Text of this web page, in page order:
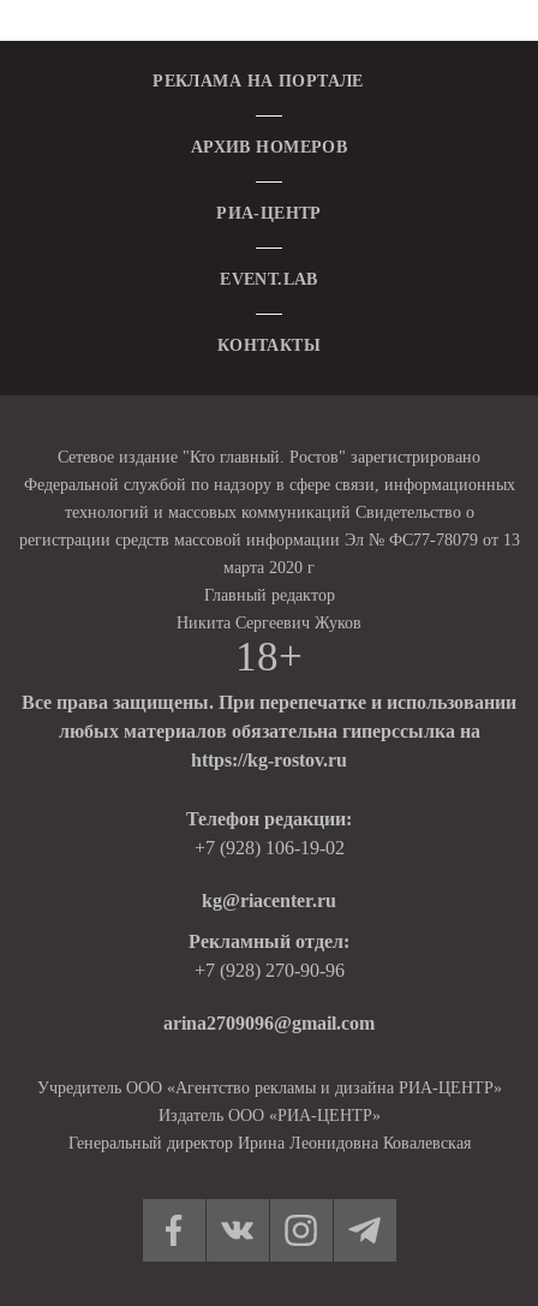
РЕКЛАМА НА ПОРТАЛЕ
АРХИВ НОМЕРОВ
РИА-ЦЕНТР
EVENT.LAB
КОНТАКТЫ
Сетевое издание "Кто главный. Ростов" зарегистрировано
Федеральной службой по надзору в сфере связи, информационных
технологий и массовых коммуникаций Свидетельство о
регистрации средств массовой информации Эл № ФС77-78079 от 13
марта 2020 г
Главный редактор
Никита Сергеевич Жуков
18+
Все права защищены. При перепечатке и использовании
любых материалов обязательна гиперссылка на
https://kg-rostov.ru
Телефон редакции:
+7 (928) 106-19-02
kg@riacenter.ru
Рекламный отдел:
+7 (928) 270-90-96
arina2709096@gmail.com
Учредитель ООО «Агентство рекламы и дизайна РИА-ЦЕНТР»
Издатель ООО «РИА-ЦЕНТР»
Генеральный директор Ирина Леонидовна Ковалевская